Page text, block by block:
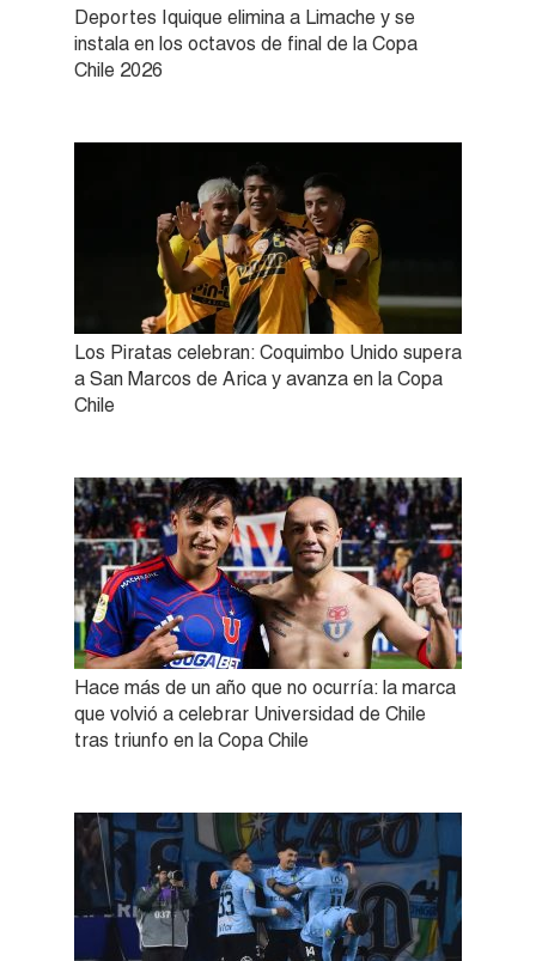
Deportes Iquique elimina a Limache y se
instala en los octavos de final de la Copa
Chile 2026
Los Piratas celebran: Coquimbo Unido supera
a San Marcos de Arica y avanza en la Copa
Chile
Hace más de un año que no ocurría: la marca
que volvió a celebrar Universidad de Chile
tras triunfo en la Copa Chile